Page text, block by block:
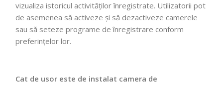
vizualiza istoricul activităților înregistrate. Utilizatorii pot
de asemenea să activeze și să dezactiveze camerele
sau să seteze programe de înregistrare conform
preferințelor lor.
Cat de usor este de instalat camera de